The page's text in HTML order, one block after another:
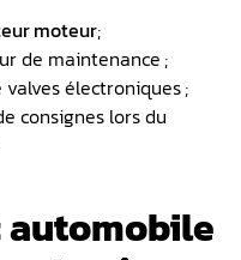
moteur;
de maintenance ;
électroniques ;
consignes lors du
automobile